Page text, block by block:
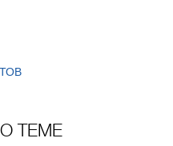
ТЕМЕ